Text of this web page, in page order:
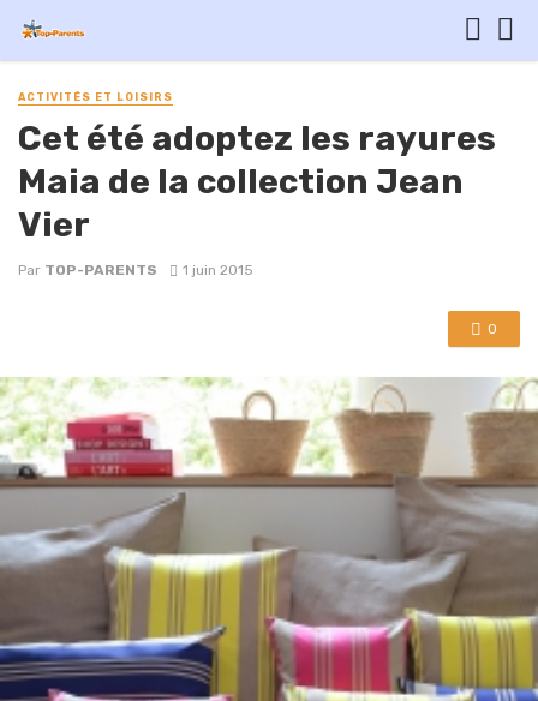
ACTIVITÉS ET LOISIRS
Cet été adoptez les rayures
Maia de la collection Jean
Vier
Par TOP-PARENTS 1 juin 2015
0